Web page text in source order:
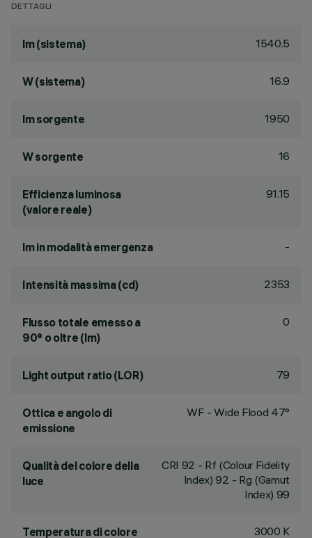
DETTAGLI
lm (sistema) 1540.5
W (sistema) 16.9
lm sorgente 1950
W sorgente 16
Efficienza luminosa
(valore reale)
91.15
lm in modalità emergenza -
Intensità massima (cd) 2353
Flusso totale emesso a
90° o oltre (lm)
0
Light output ratio (LOR) 79
Ottica e angolo di
emissione
WF - Wide Flood 47°
Qualità del colore della
luce
CRI 92 - Rf (Colour Fidelity
Index) 92 - Rg (Gamut
Index) 99
Temperatura di colore 3000 K